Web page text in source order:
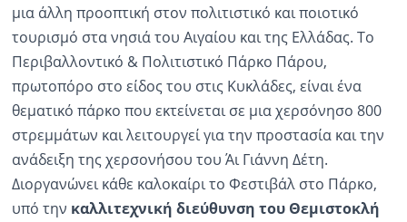
μια άλλη προοπτική στον πολιτιστικό και ποιοτικό
τουρισμό στα νησιά του Αιγαίου και της Ελλάδας. Το
Περιβαλλοντικό & Πολιτιστικό Πάρκο Πάρου,
πρωτοπόρο στο είδος του στις Κυκλάδες, είναι ένα
θεματικό πάρκο που εκτείνεται σε μια χερσόνησο 800
στρεμμάτων και λειτουργεί για την προστασία και την
ανάδειξη της χερσονήσου του Άι Γιάννη Δέτη.
Διοργανώνει κάθε καλοκαίρι το Φεστιβάλ στο Πάρκο,
υπό την καλλιτεχνική διεύθυνση του Θεμιστοκλή